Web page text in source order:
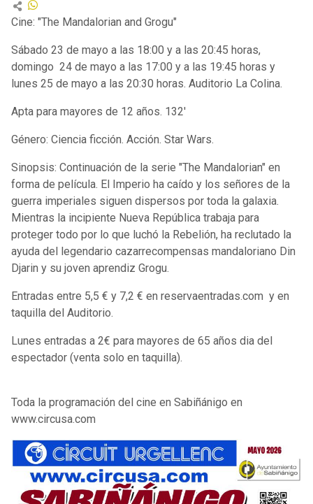
Cine: "The Mandalorian and Grogu"
Sábado 23 de mayo a las 18:00 y a las 20:45 horas,
domingo 24 de mayo a las 17:00 y a las 19:45 horas y
lunes 25 de mayo a las 20:30 horas. Auditorio La Colina.
Apta para mayores de 12 años. 132'
Género: Ciencia ficción. Acción. Star Wars.
Sinopsis: Continuación de la serie "The Mandalorian" en
forma de película. El Imperio ha caído y los señores de la
guerra imperiales siguen dispersos por toda la galaxia.
Mientras la incipiente Nueva República trabaja para
proteger todo por lo que luchó la Rebelión, ha reclutado la
ayuda del legendario cazarrecompensas mandaloriano Din
Djarin y su joven aprendiz Grogu.
Entradas entre 5,5 € y 7,2 € en reservaentradas.com y en
taquilla del Auditorio.
Lunes entradas a 2€ para mayores de 65 años dia del
espectador (venta solo en taquilla).
Toda la programación del cine en Sabiñánigo en
www.circusa.com